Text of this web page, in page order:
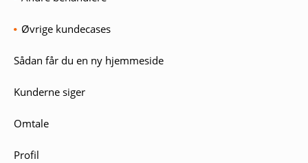
Øvrige kundecases
Sådan får du en ny hjemmeside
Kunderne siger
Omtale
Profil